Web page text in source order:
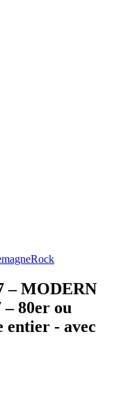
Rock
– MODERN
80er ou
entier - avec